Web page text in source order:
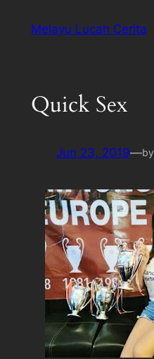
Melayu Lucah Cerita
Quick Sex
Jun 23, 2019—by